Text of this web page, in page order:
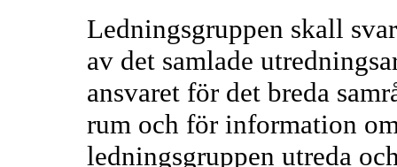
Ledningsgruppen skall
av det samlade
ansvaret för det breda
rum och för information
ledningsgruppen utreda